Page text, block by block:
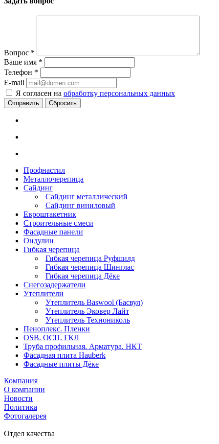
Вопрос *
Ваше имя *
Телефон *
E-mail
Я согласен на обработку персональных данных
Сбросить
Профнастил
Металлочерепица
Сайдинг
Сайдинг металлический
Сайдинг виниловый
Евроштакетник
Строительные смеси
Фасадные панели
Ондулин
Гибкая черепица
Гибкая черепица Руфшилд
Гибкая черепица Шинглас
Гибкая черепица Дёке
Снегозадержатели
Утеплители
Утеплитель Baswool (Басвул)
Утеплитель Эковер Лайт
Утеплитель Технониколь
Пеноплекс. Пленки
OSB. ОСП. ГКЛ
Труба профильная. Арматура. НКТ
Фасадная плита Hauberk
Фасадные плиты Дёке
Компания
О компании
Новости
Политика
Фотогалерея
Отдел качества